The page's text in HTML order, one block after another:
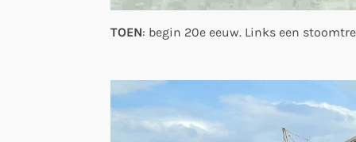
TOEN: begin 20e eeuw. Links een